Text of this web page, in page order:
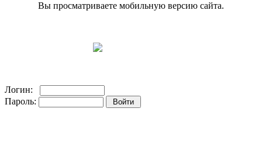
Вы просматриваете мобильную версию сайта.
Логин:
Пароль: